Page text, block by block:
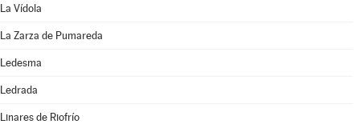
La Vídola
La Zarza de Pumareda
Ledesma
Ledrada
Linares de Riofrío